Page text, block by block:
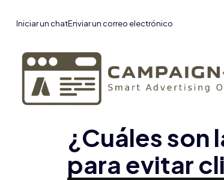
Iniciar un chatEnviar un correo electrónico
¿Cuáles son
para evitar